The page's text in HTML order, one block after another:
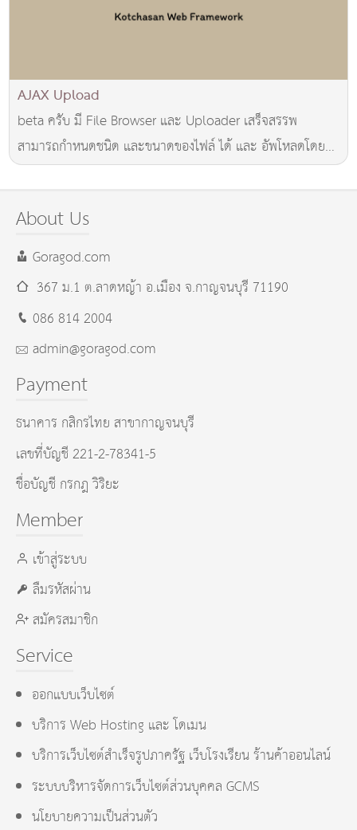
AJAX Upload
beta ครับ มี File Browser และ Uploader เสร็จสรรพ
สามารถกำหนดชนิด และขนาดของไฟล์ ได้ และ อัพโหลดโดย
ftp ครับ
About Us
Goragod.com
367 ม.1 ต.ลาดหญ้า อ.เมืองจ.กาญจนบุรี 71190
086 814 2004
admin@goragod.com
Payment
ธนาคาร กสิกรไทย สาขากาญจนบุรี
เลขที่บัญชี 221-2-78341-5
ชื่อบัญชี กรกฎ วิริยะ
Member
เข้าสู่ระบบ
ลืมรหัสผ่าน
สมัครสมาชิก
Service
ออกแบบเว็บไซต์
บริการ Web Hosting และ โดเมน
บริการเว็บไซต์สำเร็จรูปภาครัฐ เว็บโรงเรียน ร้านค้าออนไลน์
ระบบบริหารจัดการเว็บไซต์ส่วนบุคคล GCMS
นโยบายความเป็นส่วนตัว